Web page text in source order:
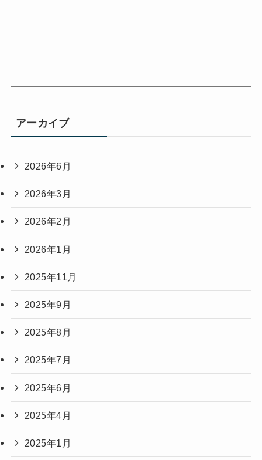
アーカイブ
2026年6月
2026年3月
2026年2月
2026年1月
2025年11月
2025年9月
2025年8月
2025年7月
2025年6月
2025年4月
2025年1月